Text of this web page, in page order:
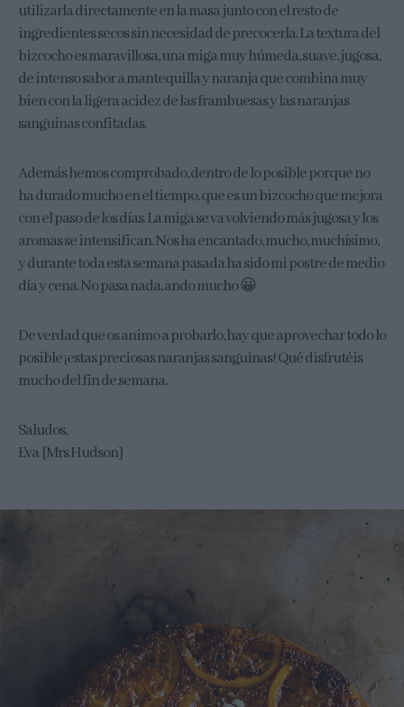
utilizarla directamente en la masa junto con el resto de
ingredientes secos sin necesidad de precocerla. La textura del
bizcocho es maravillosa, una miga muy húmeda, suave, jugosa,
de intenso sabor a mantequilla y naranja que combina muy
bien con la ligera acidez de las frambuesas y las naranjas
sanguinas confitadas.
Además hemos comprobado, dentro de lo posible porque no
ha durado mucho en el tiempo, que es un bizcocho que mejora
con el paso de los días. La miga se va volviendo más jugosa y los
aromas se intensifican. Nos ha encantado, mucho, muchísimo,
y durante toda esta semana pasada ha sido mi postre de medio
día y cena. No pasa nada, ando mucho 😀
De verdad que os animo a probarlo, hay que aprovechar todo lo
posible ¡estas preciosas naranjas sanguinas! Qué disfrutéis
mucho del fin de semana.
Saludos,
Eva {Mrs Hudson}